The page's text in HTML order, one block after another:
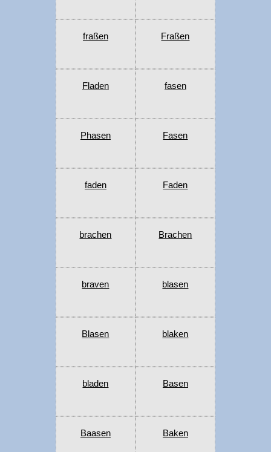
fraßen Fraßen
Fladen fasen
Phasen Fasen
faden Faden
brachen Brachen
braven blasen
Blasen blaken
bladen Basen
Baasen Baken